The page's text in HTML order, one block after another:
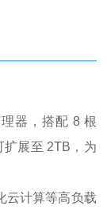
器，搭配 8 根
扩展至 2TB，为
云计算等高负载